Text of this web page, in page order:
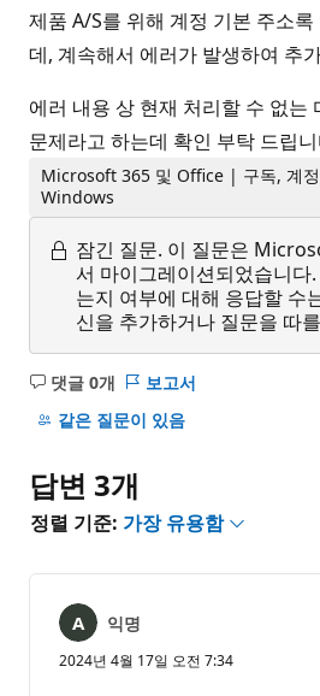
제품 A/S를 위해 계정 기본 주소
데, 계속해서 에러가 발생하여 추
에러 내용 상 현재 처리할 수 없는
문제라고 하는데 확인 부탁 드립
Microsoft 365 및 Office | 구독, 계
Windows
잠긴 질문. 이 질문은
서 마이그레이션되었습니다
는지 여부에 대해 응답할 수
신을 추가하거나 질문을 따
댓글 0개
설
명
음
보고서
같은 질문이 있음
답변 3개
정렬 기준: 가장 유용함
익명
2024년 4월 17일 오전 7:34